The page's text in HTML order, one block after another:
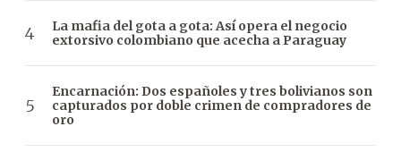
La mafia del gota a gota: Así opera el negocio
extorsivo colombiano que acecha a Paraguay
Encarnación: Dos españoles y tres bolivianos son
capturados por doble crimen de compradores de
oro